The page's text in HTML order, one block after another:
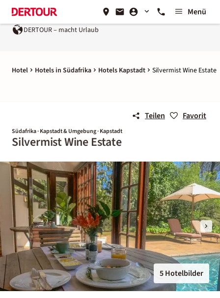
Menü
DERTOUR – macht Urlaub
Hotel Hotels in Südafrika Hotels Kapstadt Silvermist Wine Estate
Teilen Favorit
Südafrika · Kapstadt & Umgebung · Kapstadt
Silvermist Wine Estate
5 Hotelbilder